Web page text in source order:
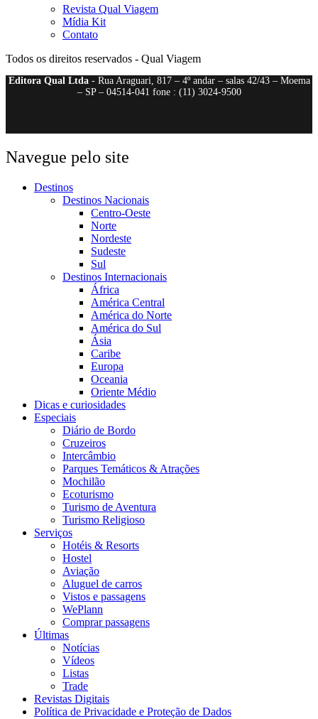
Revista Qual Viagem
Mídia Kit
Contato
Todos os direitos reservados - Qual Viagem
Editora Qual Ltda- Rua Araguari, 817 – 4º andar – salas 42/43 – Moema
– SP – 04514-041 fone : (11) 3024-9500
Navegue pelo site
Destinos
Destinos Nacionais
Centro-Oeste
Norte
Nordeste
Sudeste
Sul
Destinos Internacionais
África
América Central
América do Norte
América do Sul
Ásia
Caribe
Europa
Oceania
Oriente Médio
Dicas e curiosidades
Especiais
Diário de Bordo
Cruzeiros
Intercâmbio
Parques Temáticos & Atrações
Mochilão
Ecoturismo
Turismo de Aventura
Turismo Religioso
Serviços
Hotéis & Resorts
Hostel
Aviação
Aluguel de carros
Vistos e passagens
WePlann
Comprar passagens
Últimas
Notícias
Vídeos
Listas
Trade
Revistas Digitais
Política de Privacidade e Proteção de Dados